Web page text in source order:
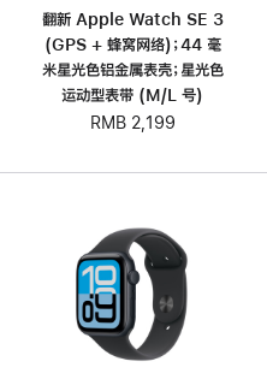
翻新 Apple Watch SE 3
(GPS + 蜂窝网络)；44 毫
米星光色铝金属表壳；星光色
运动型表带 (M/L 号)
RMB 2,199